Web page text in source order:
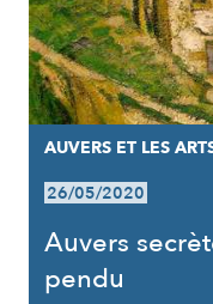
AUVERS ET LES
26/05/2020
Auvers
pendu